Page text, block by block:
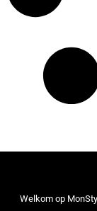
Welkom op